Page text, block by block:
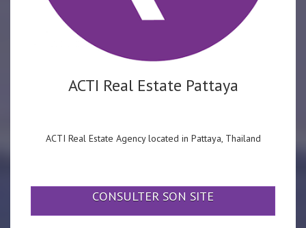
ACTI Real Estate Pattaya
ACTI Real Estate Agency located in Pattaya, Thailand
CONSULTER SON SITE